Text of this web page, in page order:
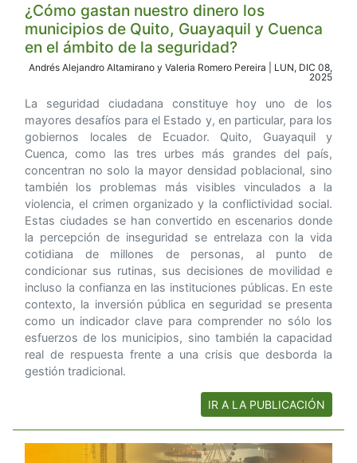
¿Cómo gastan nuestro dinero los
municipios de Quito, Guayaquil y Cuenca
en el ámbito de la seguridad?
Andrés Alejandro Altamirano y Valeria Romero Pereira | LUN, DIC 08,
2025
La seguridad ciudadana constituye hoy uno de los
mayores desafíos para el Estado y, en particular, para los
gobiernos locales de Ecuador. Quito, Guayaquil y
Cuenca, como las tres urbes más grandes del país,
concentran no solo la mayor densidad poblacional, sino
también los problemas más visibles vinculados a la
violencia, el crimen organizado y la conflictividad social.
Estas ciudades se han convertido en escenarios donde
la percepción de inseguridad se entrelaza con la vida
cotidiana de millones de personas, al punto de
condicionar sus rutinas, sus decisiones de movilidad e
incluso la confianza en las instituciones públicas. En este
contexto, la inversión pública en seguridad se presenta
como un indicador clave para comprender no sólo los
esfuerzos de los municipios, sino también la capacidad
real de respuesta frente a una crisis que desborda la
gestión tradicional.
IR A LA PUBLICACIÓN